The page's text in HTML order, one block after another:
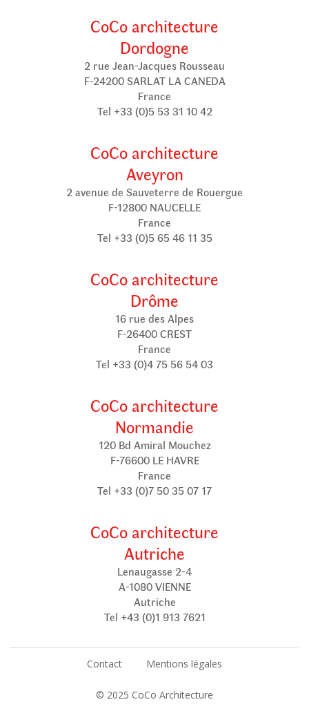
CoCo architecture
Dordogne
2 rue Jean-Jacques Rousseau
F-24200 SARLAT LA CANEDA
France
Tel +33 (0)5 53 31 10 42
CoCo architecture
Aveyron
2 avenue de Sauveterre de Rouergue
F-12800 NAUCELLE
France
Tel +33 (0)5 65 46 11 35
CoCo architecture
Drôme
16 rue des Alpes
F-26400 CREST
France
Tel +33 (0)4 75 56 54 03
CoCo architecture
Normandie
120 Bd Amiral Mouchez
F-76600 LE HAVRE
France
Tel +33 (0)7 50 35 07 17
CoCo architecture
Autriche
Lenaugasse 2-4
A-1080 VIENNE
Autriche
Tel +43 (0)1 913 7621
Contact Mentions légales
© 2025 CoCo Architecture